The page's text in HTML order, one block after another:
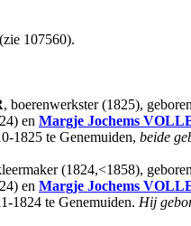
(zie 107560).
, boerenwerkster (1825),
en Margje Jochems
1825 te Genemuiden, beide
(1824,<1858),
en Margje Jochems
1824 te Genemuiden. Hij